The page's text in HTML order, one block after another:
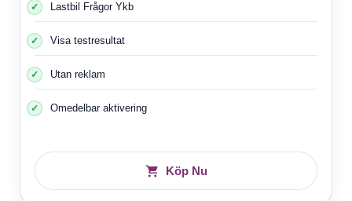
Lastbil Frågor Ykb
Visa testresultat
Utan reklam
Omedelbar aktivering
Köp Nu